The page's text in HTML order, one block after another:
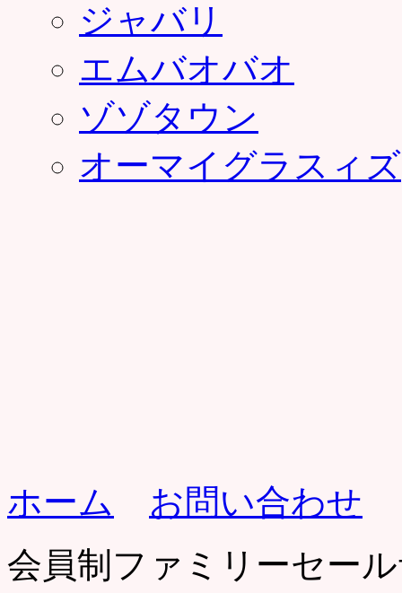
ジャバリ
エムバオバオ
ゾゾタウン
オーマイグラスィズ
ホーム
お問い合わせ
会員制ファミリーセー